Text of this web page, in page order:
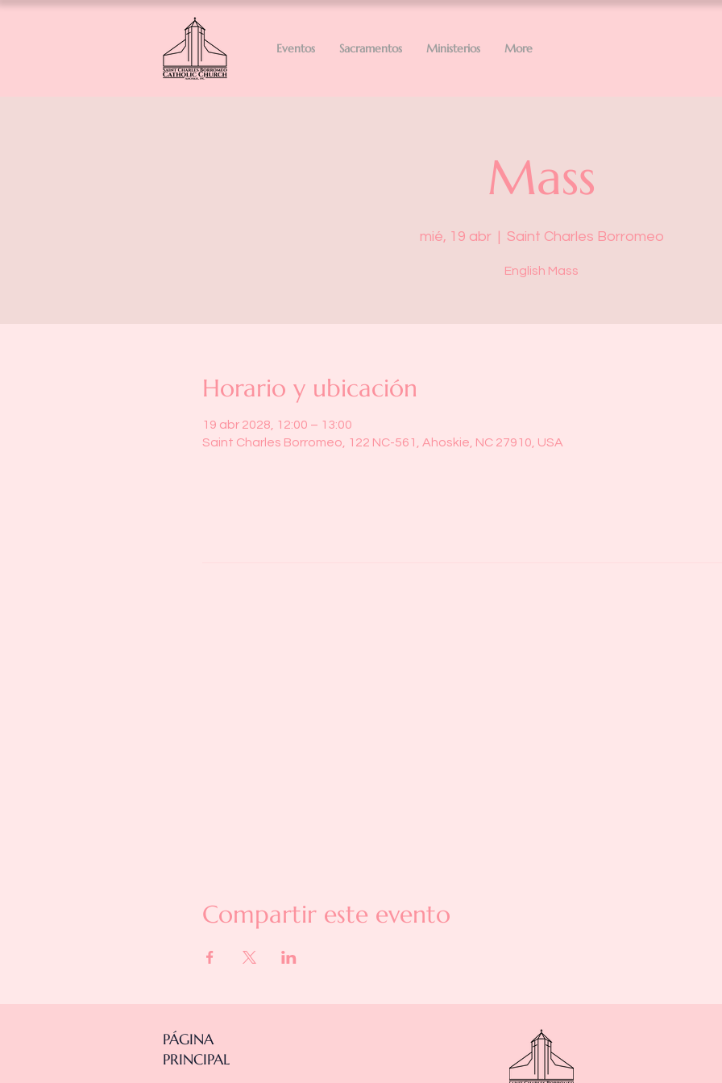
Eventos Sacramentos Ministerios More
Mass
mié, 19 abr
  |
Saint Charles Borromeo
English Mass
Horario y ubicación
19 abr 2028, 12:00 – 13:00
Saint Charles Borromeo, 122 NC-561, Ahoskie, NC 27910, USA
Compartir este evento
PÁGINA
PRINCIPAL